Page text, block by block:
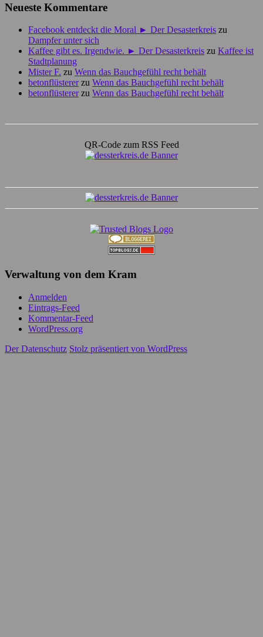
Neueste Kommentare
Facebook entdeckt die Moral ► Der Desasterkreis zu
Dampfer unter sich
Kaffee gibt es. Irgendwie. ► Der Desasterkreis zu Kaffee ist
Stadtplanung
Mister F. zu Wenn das Bauchgefühl recht behält
betonflüstererzu Wenn das Bauchgefühl recht behält
betonflüstererzu Wenn das Bauchgefühl recht behält
QR-Code zum RSS Feed
Verwaltung von dem Kram
Anmelden
Eintrags-Feed
Kommentar-Feed
WordPress.org
Der Datenschutz Stolz präsentiert von WordPress